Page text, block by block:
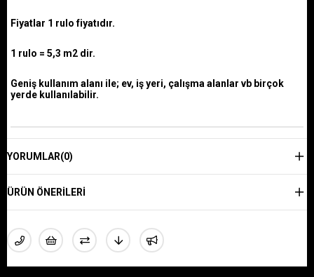
Fiyatlar 1 rulo fiyatıdır.
1 rulo = 5,3 m2 dir.
Geniş kullanım alanı ile; ev, iş yeri, çalışma alanlar vb birçok
yerde kullanılabilir.
YORUMLAR(0)
ÜRÜN ÖNERILERI